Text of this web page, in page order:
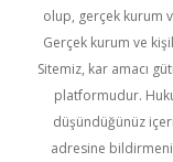
olup, gerçek kurum
Gerçek kurum ve
Sitemiz, kar amacı
platformudur.
düşündüğünüz
adresine